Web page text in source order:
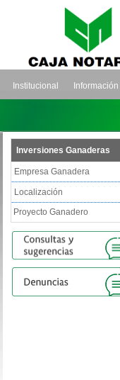
Institucional
Inversiones Ganaderas
Empresa Ganadera
Localización
Proyecto Ganadero